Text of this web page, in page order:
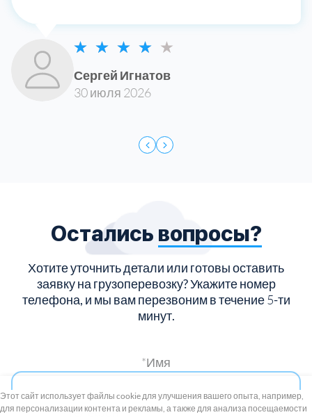
+7 (495) 739-8-12
8 (800) 100-33-300
Сергей Игнатов
30 июля 2026
Остались вопросы?
Хотите уточнить детали или готовы оставить
заявку на грузоперевозку?Укажите номер
телефона, и мы вам перезвоним в течение5-ти
минут.
*Имя
*Телефон
Этот сайт использует файлы cookie для улучшения вашего опыта, например,
для персонализации контента и рекламы, а также для анализа посещаемости